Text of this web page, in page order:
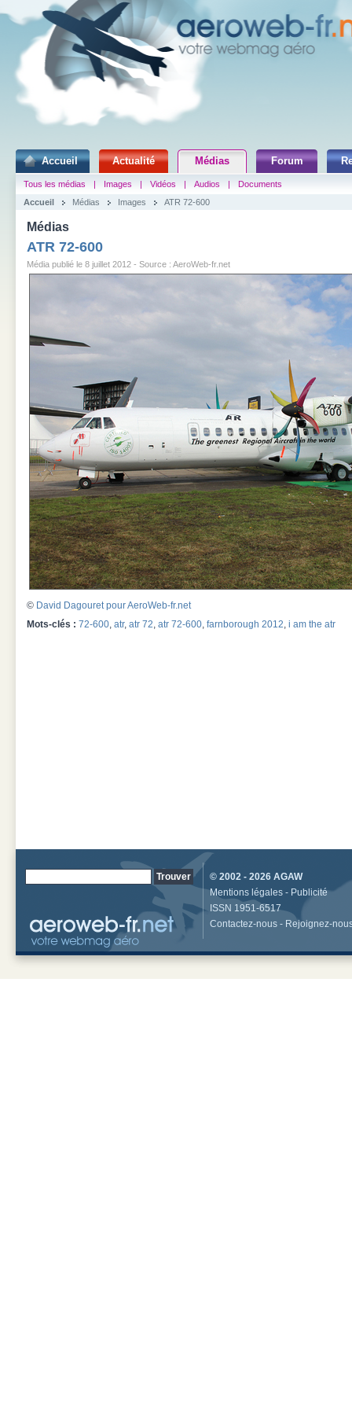
Accueil Actualité Médias Forum
Tous les médias | Images | Vidéos | Audios |
Documents
Accueil
Médias Images ATR 72-600
Médias
ATR 72-600
Média publié le 8 juillet 2012 - Source : AeroWeb-fr.net
© David Dagouret pour AeroWeb-fr.net
Mots-clés : 72-600, atr, atr 72, atr 72-600, farnborough 2012, i am the atr
© 2002 - 2026 AGAW
Mentions légales - Publicité
ISSN 1951-6517
Contactez-nous - Rejoignez-